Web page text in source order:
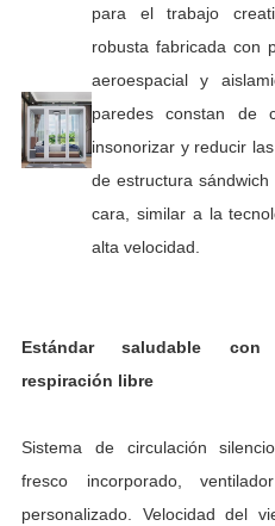
para el trabajo
robusta fabricada con
aeroespacial y
paredes constan de
insonorizar y reducir
de estructura
cara, similar a la
alta velocidad.
Estándar saludable
respiración libre
Sistema de circulación
fresco incorporado,
personalizado. Velocidad del